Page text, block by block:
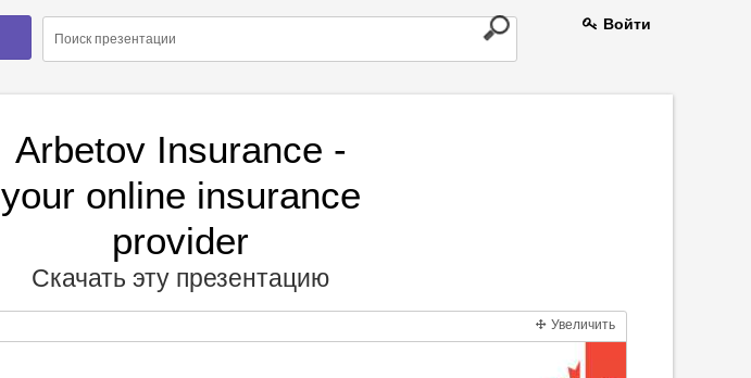
Войти
Arbetov Insurance -
your online insurance
provider
Скачать эту презентацию
Увеличить